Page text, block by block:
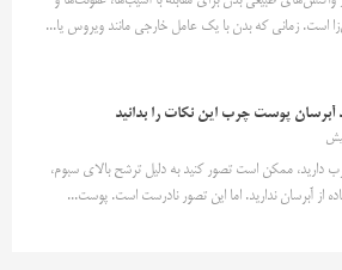
است. زمانی که بدن با یک عامل خارجی مانند ویروس یا...
آبرسان پوست چرب این نکات را بدانید
دارید، ممکن است تصور کنید به دلیل ترشح بالای سبوم،
از آبرسان ندارید. اما این تصور نادرست است. پوست...